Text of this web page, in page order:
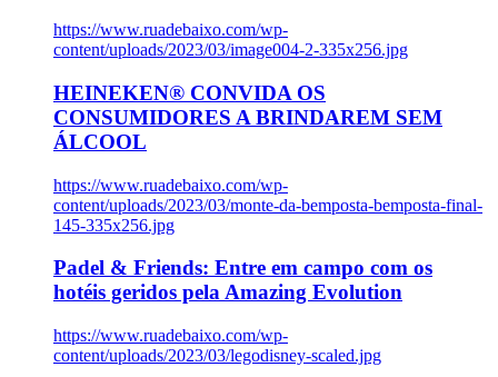
https://www.ruadebaixo.com/wp-
content/uploads/2023/03/image004-2-335x256.jpg
HEINEKEN® CONVIDA OS
CONSUMIDORES A BRINDAREM SEM
ÁLCOOL
https://www.ruadebaixo.com/wp-
content/uploads/2023/03/monte-da-bemposta-bemposta-final-
145-335x256.jpg
Padel & Friends: Entre em campo com os
hotéis geridos pela Amazing Evolution
https://www.ruadebaixo.com/wp-
content/uploads/2023/03/legodisney-scaled.jpg